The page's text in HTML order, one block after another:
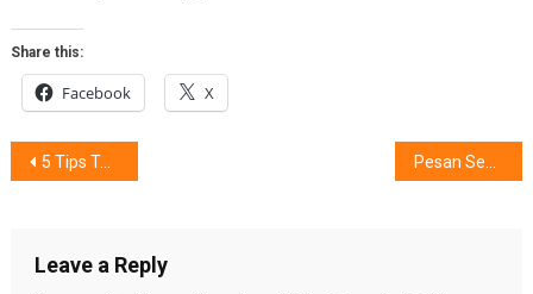
Share this:
Facebook X
Post
5 Tips Tampil Stylish Ala GINGERSNAPS
Leave a Reply